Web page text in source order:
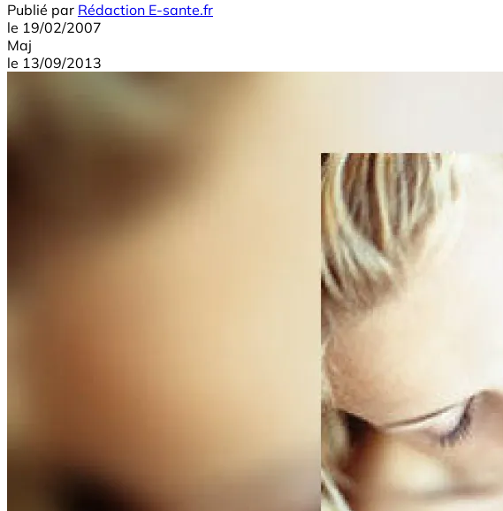
Publié par Rédaction E-sante.fr
le 19/02/2007
Maj
le 13/09/2013